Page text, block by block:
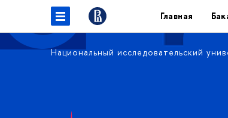
Главная
Национальный исследовательский